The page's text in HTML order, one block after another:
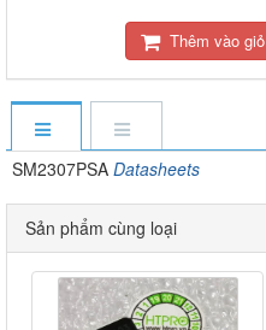
Thêm vào giỏ
SM2307PSA Datasheets
Sản phẩm cùng loại